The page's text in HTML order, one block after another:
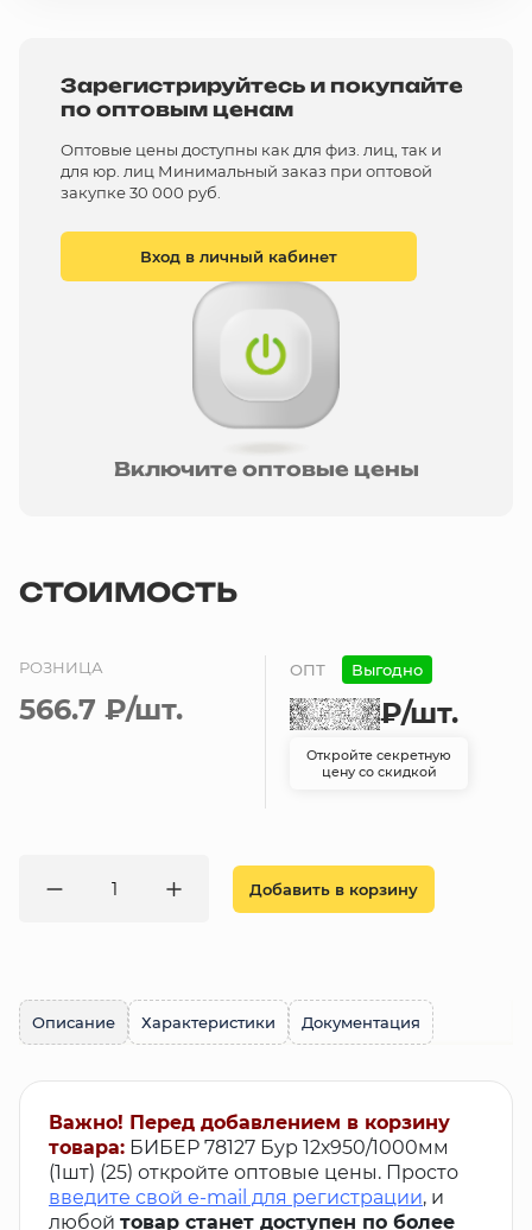
Зарегистрируйтесь и покупайте
по оптовым ценам
Оптовые цены доступны как для физ. лиц, так и
для юр. лиц Минимальный заказ при оптовой
закупке 30 000 руб.
Вход в личный кабинет
Включите оптовые цены
СТОИМОСТЬ
РОЗНИЦА
566.7 ₽/шт.
ОПТ Выгодно
₽/шт.
Откройте секретную
цену со скидкой
Добавить в корзину
Описание Характеристики Документация
Важно! Перед добавлением в корзину
товара: БИБЕР 78127 Бур 12х950/1000мм
(1шт) (25) откройте оптовые цены. Просто
введите свой e-mail для регистрации, и
любой товар станет доступен по более